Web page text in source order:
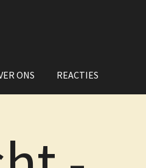
ONS REACTIES